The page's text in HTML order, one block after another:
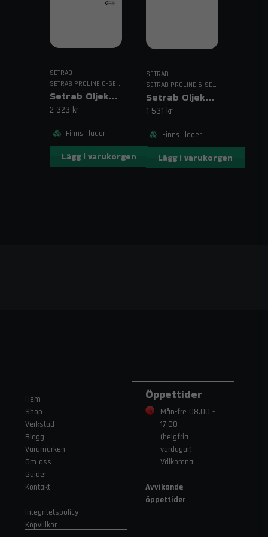
SETRAB
SETRAB PROLINE 6-SERIEN
Setrab Oljekylare 619 – 19 rader
2 323 kr
Finns i lager
Lägg i varukorgen
SETRAB
SETRAB PROLINE 6-SERIEN
Setrab Oljekylare 610 – 10 rader
1 531 kr
Finns i lager
Lägg i varukorgen
Hem
Shop
Verkstad
Blogg
Varumärken
Om oss
Guider
Kontakt
Integritetspolicy
Köpvillkor
Öppettider
Mån-fre 08.00 -
17.00
(helgfria
vardagar)
Välkomna!
Avvikande
öppettider